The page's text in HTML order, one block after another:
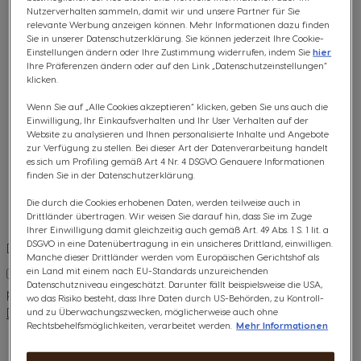
Bestellnummer
Deine E-Mail-Adresse
Deine Telefonnummer (für eventuelle Rückfragen)
Datenschutzerklärung
Mit der Angabe deiner Daten bestätigst du, dass deine
personenbezogenen Daten gemäss unserer
Datenschutzerklärungverarbeitet.
Nutzerverhalten sammeln, damit wir und unsere Partner für Sie
relevante Werbung anzeigen können. Mehr Informationen dazu finden
Sie in unserer Datenschutzerklärung. Sie können jederzeit Ihre Cookie-
Einstellungen ändern oder Ihre Zustimmung widerrufen, indem Siehier
Ihre Präferenzen ändern oder auf den Link „Datenschutzeinstellungen“
klicken.
Wenn Sie auf „Alle Cookies akzeptieren“ klicken, geben Sie uns auch die
Einwilligung, Ihr Einkaufsverhalten und Ihr User Verhalten auf der
Website zu analysieren und Ihnen personalisierte Inhalte und Angebote
zur Verfügung zu stellen. Bei dieser Art der Datenverarbeitung handelt
es sich um Profiling gemäß Art 4 Nr. 4 DSGVO. Genauere Informationen
finden Sie in der Datenschutzerklärung.
Die durch die Cookies erhobenen Daten, werden teilweise auch in
Drittländer übertragen. Wir weisen Sie darauf hin, dass Sie im Zuge
Ihrer Einwilligung damit gleichzeitig auch gemäß Art. 49 Abs. 1 S. 1 lit. a
DSGVO in eine Datenübertragung in ein unsicheres Drittland, einwilligen.
Manche dieser Drittländer werden vom Europäischen Gerichtshof als
ein Land mit einem nach EU-Standards unzureichenden
Datenschutzniveau eingeschätzt. Darunter fällt beispielsweise die USA,
wo das Risiko besteht, dass Ihre Daten durch US-Behörden, zu Kontroll-
und zu Überwachungszwecken, möglicherweise auch ohne
Rechtsbehelfsmöglichkeiten, verarbeitet werden.
Mehr Informationen